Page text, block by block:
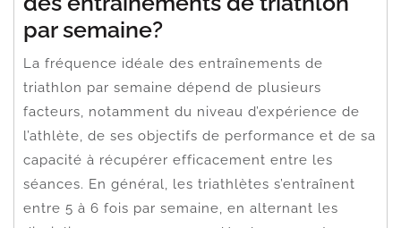
par semaine?
La fréquence idéale des entraînements de
triathlon par semaine dépend de plusieurs
facteurs, notamment du niveau d’expérience de
l’athlète, de ses objectifs de performance et de sa
capacité à récupérer efficacement entre les
séances. En général, les triathlètes s’entraînent
entre 5 à 6 fois par semaine, en alternant les